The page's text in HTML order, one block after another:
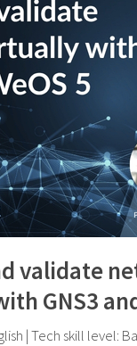
validate
GNS3
| Tech skill level: